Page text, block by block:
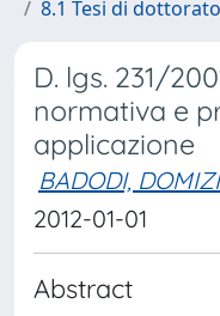
8.1 Tesi di dottorato
D. lgs. 231/
normativa e
applicazione
BADODI,
2012-01-01
Abstract